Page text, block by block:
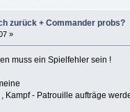
zurück + Commander probs?
»
muss ein Spielfehler sein !
Kampf - Patrouille aufträge